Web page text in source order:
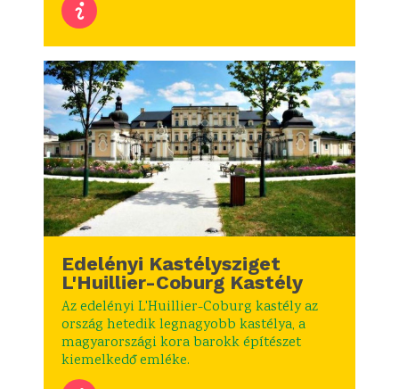
Edelényi Kastélysziget
L'Huillier-Coburg Kastély
Az edelényi L'Huillier-Coburg kastély az
ország hetedik legnagyobb kastélya, a
magyarországi kora barokk építészet
kiemelkedő emléke.